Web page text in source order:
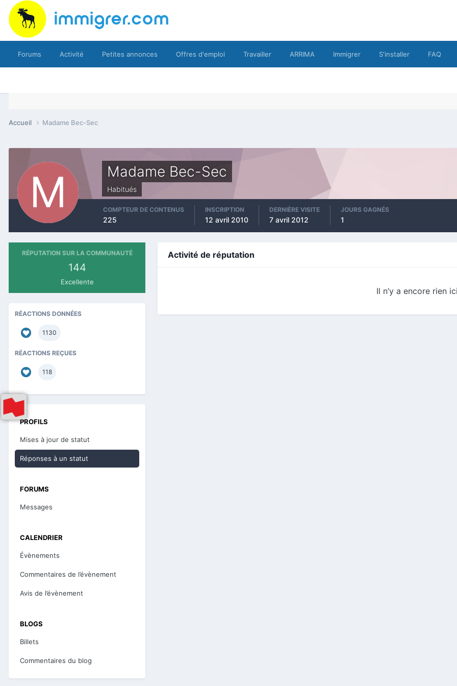
Forums Activité Petites annonces Offres d'emploi Travailler ARRIMA Immigrer S'installer FAQ
Accueil Madame Bec-Sec
Madame Bec-Sec
Habitués
COMPTEUR DE CONTENUS
225
INSCRIPTION
12 avril 2010
DERNIÈRE VISITE
7 avril 2012
JOURS GAGNÉS
1
RÉPUTATION SUR LA COMMUNAUTÉ
144
Excellente
RÉACTIONS DONNÉES
1130
RÉACTIONS REÇUES
118
PROFILS
Mises à jour de statut
Réponses à un statut
FORUMS
Messages
CALENDRIER
Évènements
Commentaires de l’évènement
Avis de l’évènement
BLOGS
Billets
Commentaires du blog
Activité de réputation
Il n’y a encore rien